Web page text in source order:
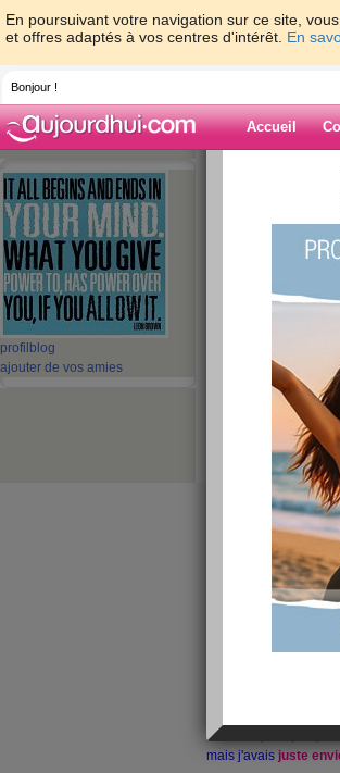
En poursuivant votre navigation sur ce site,
et offres adaptés à vos centres d'intérêt. En
Bonjour !
Accueil
profil blog
ajouter de vos amies
Blog
Hello
Tu aimes les articles
Quoi de neuf...Je
toujours! Allez, je
régulière, Oops
Le soir, je suis allée à
semaines que je
j'ai p-
je dis,
Sérieux, meme en
fesses"
mais j'avais juste